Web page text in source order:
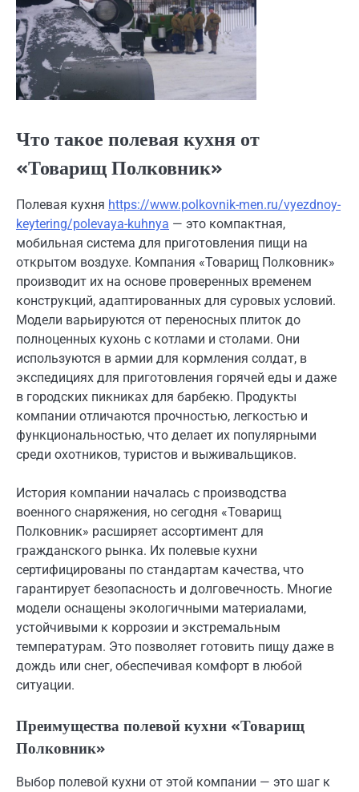
Что такое полевая кухня от
«Товарищ Полковник»
Полевая кухня https://www.polkovnik-men.ru/vyezdnoy-
keytering/polevaya-kuhnya — это компактная,
мобильная система для приготовления пищи на
открытом воздухе. Компания «Товарищ Полковник»
производит их на основе проверенных временем
конструкций, адаптированных для суровых условий.
Модели варьируются от переносных плиток до
полноценных кухонь с котлами и столами. Они
используются в армии для кормления солдат, в
экспедициях для приготовления горячей еды и даже
в городских пикниках для барбекю. Продукты
компании отличаются прочностью, легкостью и
функциональностью, что делает их популярными
среди охотников, туристов и выживальщиков.
История компании началась с производства
военного снаряжения, но сегодня «Товарищ
Полковник» расширяет ассортимент для
гражданского рынка. Их полевые кухни
сертифицированы по стандартам качества, что
гарантирует безопасность и долговечность. Многие
модели оснащены экологичными материалами,
устойчивыми к коррозии и экстремальным
температурам. Это позволяет готовить пищу даже в
дождь или снег, обеспечивая комфорт в любой
ситуации.
Преимущества полевой кухни «Товарищ
Полковник»
Выбор полевой кухни от этой компании — это шаг к